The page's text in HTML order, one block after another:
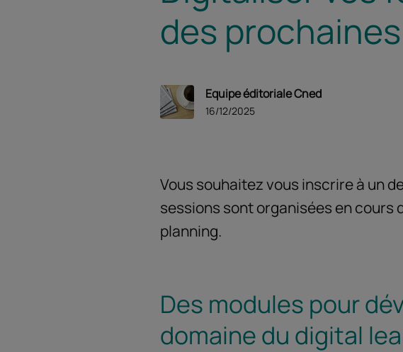
des
Equipe éditoriale Cned
16/12/2025
Vous souhaitez vous inscrire à un
sessions sont organisées en cours
planning.
Des modules pour
domaine du digital